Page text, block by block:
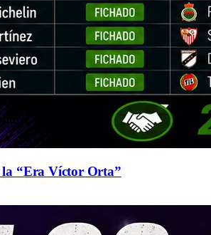
la “Era Víctor Orta”